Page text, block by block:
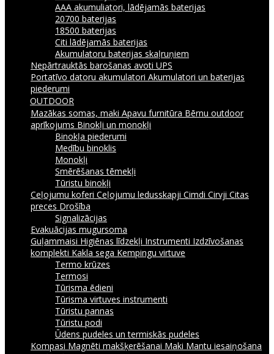
AAA akumuliatori, lādējamās baterijas
20700 baterijas
18500 baterijas
Citi lādējamās baterijas
Akumulatoru baterijas skaļruņiem
Nepārtrauktās barošanas avoti UPS
Portatīvo datoru akumulatori Akumulatori un baterijas
piederumi
OUTDOOR
Mazākas somas, maki Apavu furnitūra Bērnu outdoor
aprīkojums Binokļi un monokļi
Binokļa piederumi
Medību binoklis
Monokļi
Smērēšanas tēmekļi
Tūristu binokļi
Ceļojumu koferi Ceļojumu ledusskapji Cimdi Cirvji Citas
preces Drošība
Signalizācijas
Evakuācijas mugursoma
Guļammaisi Higiēnas līdzekļi Instrumenti Izdzīvošanas
komplekti Kakla sega Kempingu virtuve
Termo krūzes
Termosi
Tūrisma ēdieni
Tūrisma virtuves instrumenti
Tūristu pannas
Tūristu podi
Ūdens pudeles un termiskās pudeles
Kompasi Magnēti makšķerēšanai Maki Mantu iesaiņošana